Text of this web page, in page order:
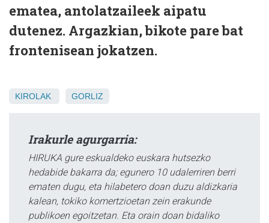
ematea, antolatzaileek aipatu
dutenez. Argazkian, bikote pare bat
frontenisean jokatzen.
KIROLAK GORLIZ
Irakurle agurgarria:
HIRUKA gure eskualdeko euskara hutsezko
hedabide bakarra da; egunero 10 udalerriren berri
ematen dugu, eta hilabetero doan duzu aldizkaria
kalean, tokiko komertzioetan zein erakunde
publikoen egoitzetan. Eta orain doan bidaliko